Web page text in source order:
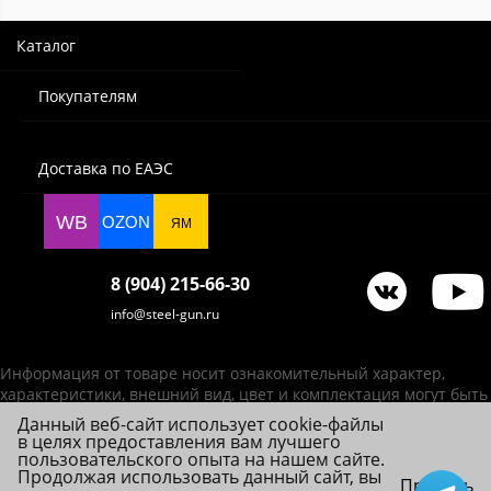
Каталог
Покупателям
Доставка по ЕАЭС
WB OZON ЯМ
8 (904) 215-66-30
info@steel-gun.ru
Информация от товаре носит ознакомительный характер,
характеристики, внешний вид, цвет и комплектация могут быть
изменены производителем без уведомления.
ИП Фролова А. В., ОГРНИП 314784720200492
© 2026 Steel-Gun (Стил Ган) - оптовый интернет-магазин ножей, пневматики,
Данный веб-сайт использует cookie-файлы
в целях предоставления вам лучшего
пользовательского опыта на нашем сайте.
Продолжая использовать данный сайт, вы Принять